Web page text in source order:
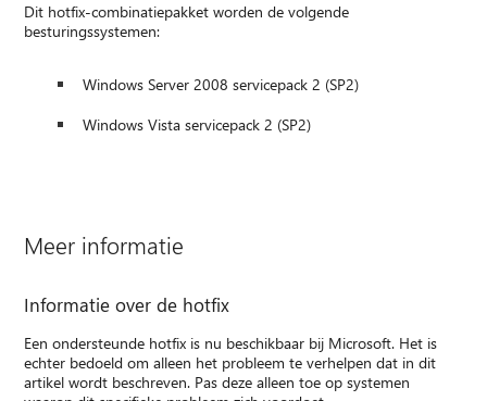
Dit hotfix-combinatiepakket worden de volgende
besturingssystemen:
Windows Server 2008 servicepack 2 (SP2)
Windows Vista servicepack 2 (SP2)
Meer informatie
Informatie over de hotfix
Een ondersteunde hotfix is nu beschikbaar bij Microsoft. Het is
echter bedoeld om alleen het probleem te verhelpen dat in dit
artikel wordt beschreven. Pas deze alleen toe op systemen